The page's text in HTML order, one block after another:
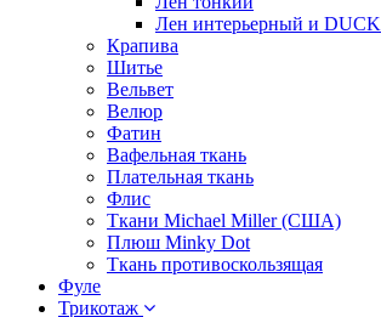
Лен интерьерный и DUCK
Крапива
Шитье
Вельвет
Велюр
Фатин
Вафельная ткань
Плательная ткань
Флис
Ткани Michael Miller (США)
Плюш Minky Dot
Ткань противоскользящая
Фуле
Трикотаж